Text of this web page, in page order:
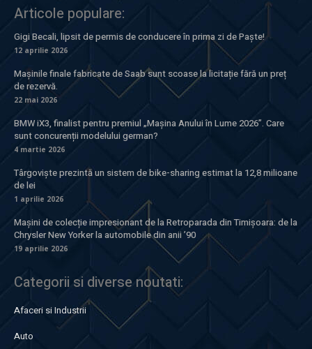
Articole populare:
Gigi Becali, lipsit de permis de conducere în prima zi de Paște!
12 aprilie 2026
Mașinile finale fabricate de Saab sunt scoase la licitație fără un preț
de rezervă.
22 mai 2026
BMW iX3, finalist pentru premiul „Mașina Anului în Lume 2026”. Care
sunt concurenții modelului german?
4 martie 2026
Târgoviște prezintă un sistem de bike-sharing estimat la 12,8 milioane
de lei
1 aprilie 2026
Mașini de colecție impresionant de la Retroparada din Timișoara: de la
Chrysler New Yorker la automobile din anii ’90
19 aprilie 2026
Categorii si diverse noutati:
Afaceri si Industrii
Auto